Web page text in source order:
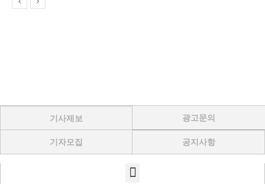
기사제보 광고문의
기자모집 공지사항